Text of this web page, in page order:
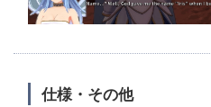
仕様・その他